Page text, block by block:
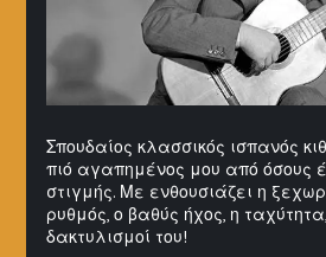
Σπουδαίος κλασσικός ισπανός
πιό αγαπημένος μου από όσους
στιγμής. Με ενθουσιάζει η
ρυθμός, ο βαθύς ήχος, η ταχύτητα,
δακτυλισμοί του!